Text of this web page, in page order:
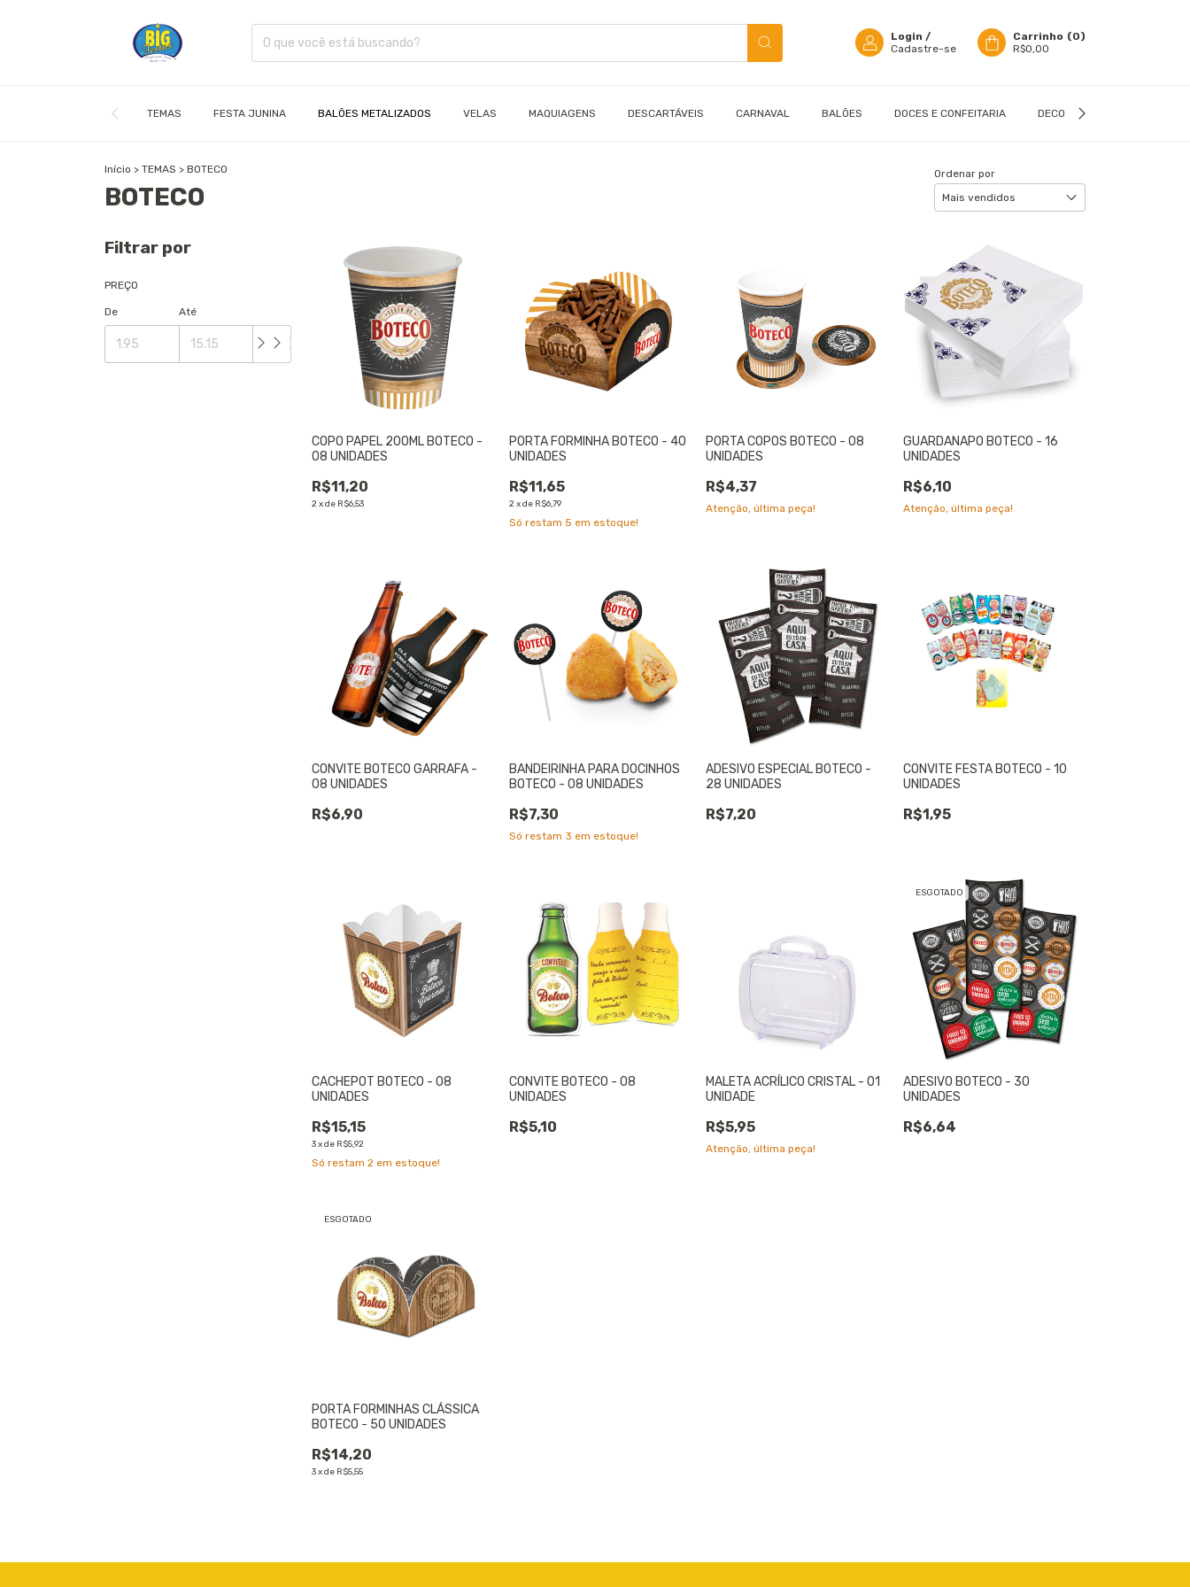
Login /
Cadastre-se
Carrinho (0)
R$0,00
TEMAS FESTA JUNINA BALÕES METALIZADOS VELAS MAQUIAGENS DESCARTÁVEIS CARNAVAL BALÕES DOCES E CONFEITARIA DECORAÇÃO
Início > TEMAS > BOTECO
BOTECO
Ordenar por
Filtrar por
PREÇO
De Até
COPO PAPEL 200ML BOTECO -
08 UNIDADES
R$11,20
2xde R$6,53
PORTA FORMINHA BOTECO - 40
UNIDADES
R$11,65
2xde R$6,79
Só restam 5 em estoque!
PORTA COPOS BOTECO - 08
UNIDADES
R$4,37
Atenção, última peça!
GUARDANAPO BOTECO - 16
UNIDADES
R$6,10
Atenção, última peça!
CONVITE BOTECO GARRAFA -
08 UNIDADES
R$6,90
BANDEIRINHA PARA DOCINHOS
BOTECO - 08 UNIDADES
R$7,30
Só restam 3 em estoque!
ADESIVO ESPECIAL BOTECO -
28 UNIDADES
R$7,20
CONVITE FESTA BOTECO - 10
UNIDADES
R$1,95
CACHEPOT BOTECO - 08
UNIDADES
R$15,15
3xde R$5,92
Só restam2 em estoque!
CONVITE BOTECO - 08
UNIDADES
R$5,10
MALETA ACRÍLICO CRISTAL - 01
UNIDADE
R$5,95
Atenção, última peça!
ESGOTADO
ADESIVO BOTECO - 30
UNIDADES
R$6,64
ESGOTADO
PORTA FORMINHAS CLÁSSICA
BOTECO - 50 UNIDADES
R$14,20
3xde R$5,55